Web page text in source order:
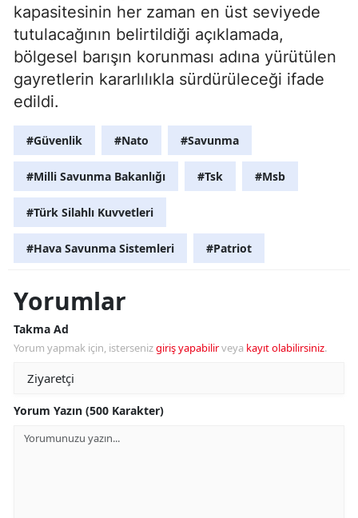
kapasitesinin her zaman en üst seviyede
tutulacağının belirtildiği açıklamada,
bölgesel barışın korunması adına yürütülen
gayretlerin kararlılıkla sürdürüleceği ifade
edildi.
#Güvenlik #Nato #Savunma
#Milli Savunma Bakanlığı #Tsk #Msb
#Türk Silahlı Kuvvetleri
#Hava Savunma Sistemleri #Patriot
Yorumlar
Takma Ad
Yorum yapmak için, istersenizgiriş yapabilirveya kayıt olabilirsiniz.
Yorum Yazın (500 Karakter)